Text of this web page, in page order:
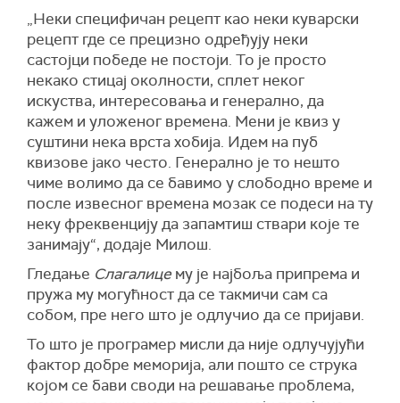
„Неки специфичан рецепт као неки куварски
рецепт где се прецизно одређују неки
састојци победе не постоји. То је просто
некако стицај околности, сплет неког
искуства, интересовања и генерално, да
кажем и уложеног времена. Мени је квиз у
суштини нека врста хобија. Идем на пуб
квизове јако често. Генерално је то нешто
чиме волимо да се бавимо у слободно време и
после извесног времена мозак се подеси на ту
неку фреквенцију да запамтиш ствари које те
занимају“, додаје Милош.
Гледање Слагалицему је најбоља припрема и
пружа му могућност да се такмичи сам са
собом, пре него што је одлучио да се пријави.
То што је програмер мисли да није одлучујући
фактор добре меморија, али пошто се струка
којом се бави своди на решавање проблема,